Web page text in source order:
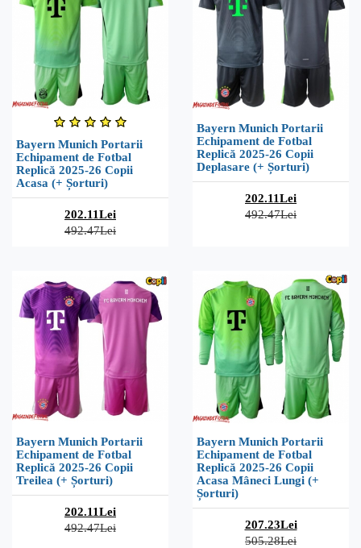
Bayern Munich Portarii
Echipament de Fotbal
Replică 2025-26 Copii
Acasa (+ Șorturi)
202.11Lei
492.47Lei
Bayern Munich Portarii
Echipament de Fotbal
Replică 2025-26 Copii
Deplasare (+ Șorturi)
202.11Lei
492.47Lei
Bayern Munich Portarii
Echipament de Fotbal
Replică 2025-26 Copii
Treilea (+ Șorturi)
202.11Lei
492.47Lei
Bayern Munich Portarii
Echipament de Fotbal
Replică 2025-26 Copii
Acasa Mâneci Lungi (+
Șorturi)
207.23Lei
505.28Lei